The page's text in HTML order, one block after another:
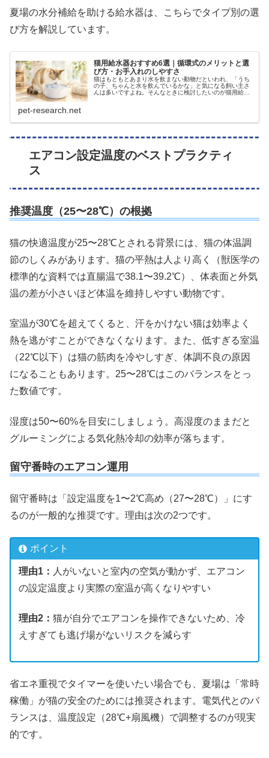
夏場の水分補給を助ける給水器は、こちらでタイプ別の選
び方を解説しています。
猫用給水器おすすめ6選｜循環式のメリットと選
び方・お手入れのしやすさ
猫はもともとあまり水を飲まない動物だといわれ、「うち
の子、ちゃんと水を飲んでいるかな」と気になる飼い主さ
んは多いですよね。そんなときに検討したいのが猫用給水
pet-research.net
エアコン設定温度のベストプラクティ
ス
推奨温度（25〜28℃）の根拠
猫の快適温度が25〜28℃とされる背景には、猫の体温調
節のしくみがあります。猫の平熱は人より高く（獣医学の
標準的な資料では直腸温で38.1〜39.2℃）、体表面と外気
温の差が小さいほど体温を維持しやすい動物です。
室温が30℃を超えてくると、汗をかけない猫は効率よく
熱を逃がすことができなくなります。また、低すぎる室温
（22℃以下）は猫の筋肉を冷やしすぎ、体調不良の原因
になることもあります。25〜28℃はこのバランスをとっ
た数値です。
湿度は50〜60%を目安にしましょう。高湿度のままだと
グルーミングによる気化熱冷却の効率が落ちます。
留守番時のエアコン運用
留守番時は「設定温度を1〜2℃高め（27〜28℃）」にす
るのが一般的な推奨です。理由は次の2つです。
ポイント
理由1： 人がいないと室内の空気が動かず、エアコン
の設定温度より実際の室温が高くなりやすい
理由2： 猫が自分でエアコンを操作できないため、冷
えすぎても逃げ場がないリスクを減らす
省エネ重視でタイマーを使いたい場合でも、夏場は「常時
稼働」が猫の安全のためには推奨されます。電気代とのバ
ランスは、温度設定（28℃+扇風機）で調整するのが現実
的です。